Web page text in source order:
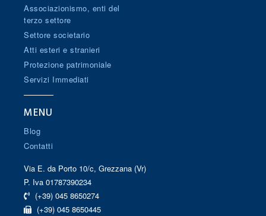
Associazionismo, enti del
terzo settore
Settore societario
Atti esteri e stranieri
Protezione patrimoniale
Servizi Immediati
MENU
Blog
Contatti
Via E. da Porto 10/c, Grezzana (Vr)
P. Iva 01787390234
(+39) 045 8650274
(+39) 045 8650445